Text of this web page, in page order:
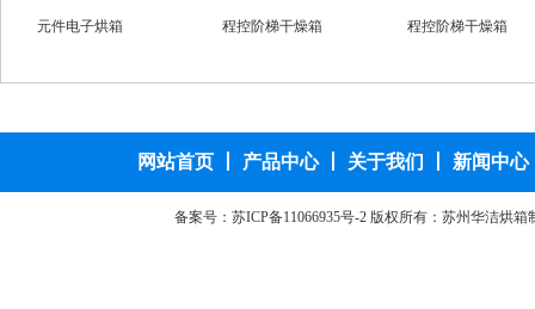
网站首页 产品中心丨 关于我们 新闻中心
备案号： 苏ICP备11066935号-2版权所有：苏州华洁烘箱